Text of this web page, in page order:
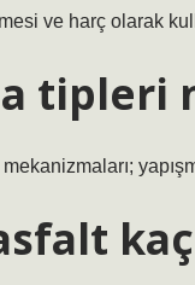
ve harç olarak
tipleri
mekanizmaları;